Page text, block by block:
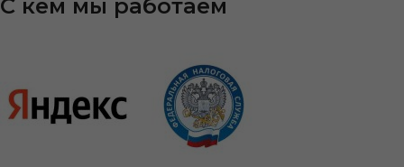
С кем мы работаем